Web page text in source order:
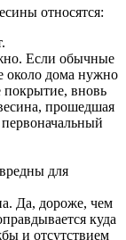
относятся:
Если обычные
около дома нужно
покрытие, вновь
прошедшая
для
Да, дороже, чем
куда
и отсутствием